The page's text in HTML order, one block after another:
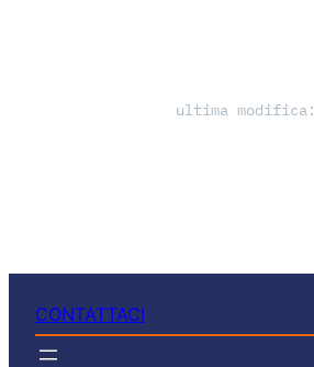
ultima modifica:
CONTATTACI